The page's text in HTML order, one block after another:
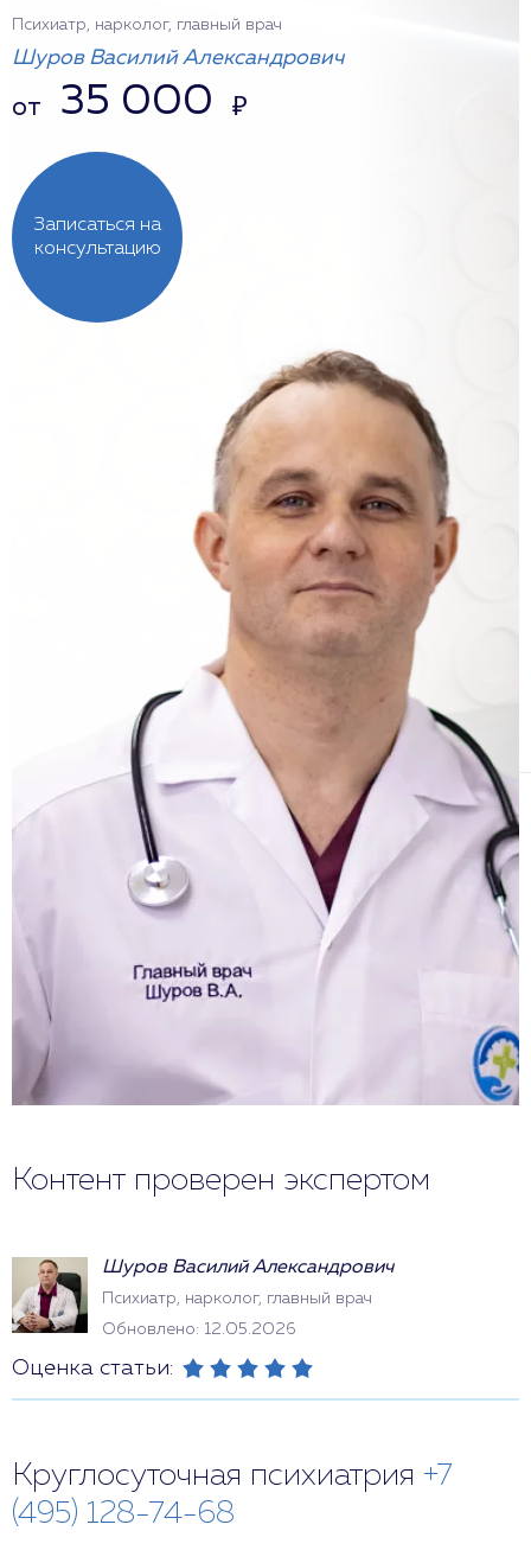
Записаться на
консультацию
Психиатр, нарколог, главный врач
Шуров Василий Александрович
от 35 000 ₽
Контент проверен экспертом
Шуров Василий Александрович
Психиатр, нарколог, главный врач
Обновлено: 12.05.2026
Оценка статьи:
Круглосуточная психиатрия +7
(495) 128-74-68